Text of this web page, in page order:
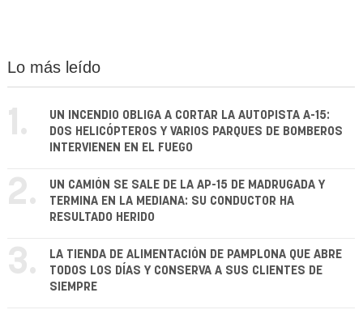
Lo más leído
1.
UN INCENDIO OBLIGA A CORTAR LA AUTOPISTA A-15:
DOS HELICÓPTEROS Y VARIOS PARQUES DE BOMBEROS
INTERVIENEN EN EL FUEGO
2.
UN CAMIÓN SE SALE DE LA AP-15 DE MADRUGADA Y
TERMINA EN LA MEDIANA: SU CONDUCTOR HA
RESULTADO HERIDO
3.
LA TIENDA DE ALIMENTACIÓN DE PAMPLONA QUE ABRE
TODOS LOS DÍAS Y CONSERVA A SUS CLIENTES DE
SIEMPRE